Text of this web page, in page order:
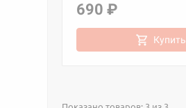
690 ₽
Купить